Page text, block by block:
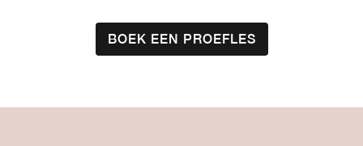
BOEK EEN PROEFLES